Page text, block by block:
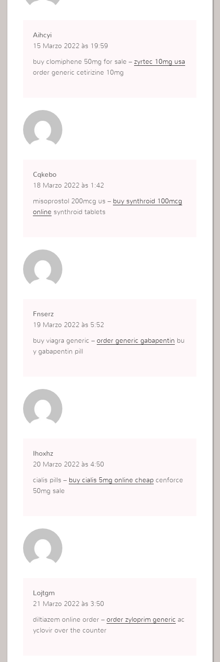
Aihcyi
15 Marzo 2022 às 19:59
buy clomiphene 50mg for sale –zyrtec 10mg usa
order generic cetirizine 10mg
Cqkebo
18 Marzo 2022 às 1:42
misoprostol 200mcg us – buy synthroid 100mcg
online synthroid tablets
Fnserz
19 Marzo 2022 às 5:52
buy viagra generic –order generic gabapentin bu
y gabapentin pill
Ihoxhz
20 Marzo 2022 às 4:50
cialis pills – buy cialis 5mg online cheap cenforce
50mg sale
Lojtgm
21 Marzo 2022 às 3:50
diltiazem online order –order zyloprim generic ac
yclovir over the counter